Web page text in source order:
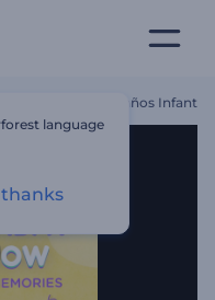
De Cumpleaños
language
thanks